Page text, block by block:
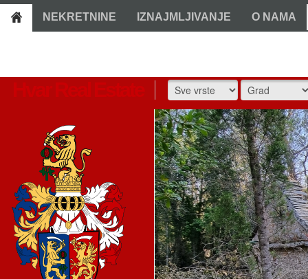
NEKRETNINE IZNAJMLJIVANJE O NAMA